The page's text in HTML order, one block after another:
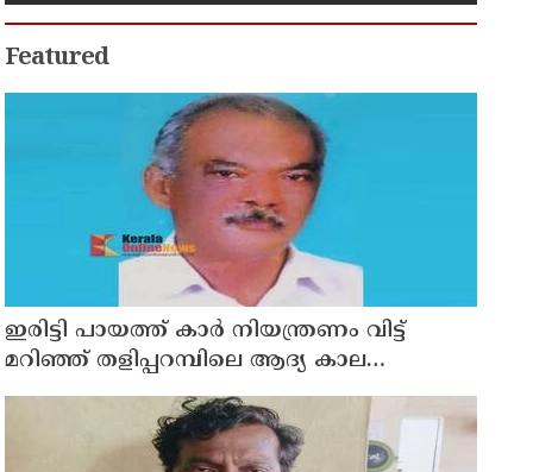
Featured
ഇരിട്ടി പായത്ത് കാർ നിയന്ത്രണം വിട്ട്
മറിഞ്ഞ് തളിപ്പറമ്പിലെ ആദ്യ കാല
കോണ്‍ഗ്രസ് നേതാവ് മരിച്ചു